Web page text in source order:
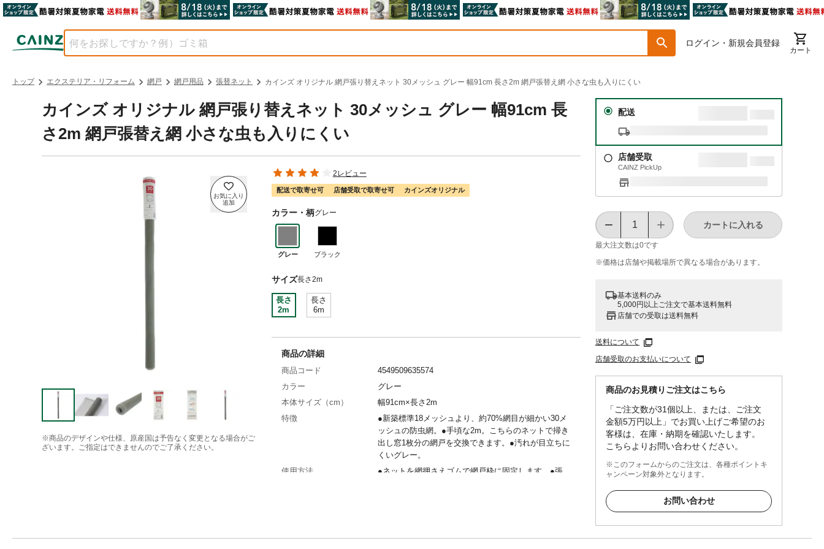
ログイン・新規会員登録
カート
トップ エクステリア・リフォーム 網戸 網戸用品 張替ネット カインズ オリジナル 網戸張り替えネット 30メッシュ グレー 幅91cm 長さ2m 網戸張替え網 小さな虫も入りにくい
カインズ オリジナル 網戸張り替えネット 30メッシュ グレー 幅91cm 長
さ2m 網戸張替え網 小さな虫も入りにくい
※商品のデザインや仕様、原産国は予告なく変更となる場合がご
ざいます。ご指定はできませんのでご了承ください。
2レビュー
配送で取寄せ可 店舗受取で取寄せ可 カインズオリジナル
カラー・柄グレー
グレー ブラック
サイズ長さ2m
長さ
2m
長さ
6m
配送
店舗受取
CAINZ PickUp
最大注文数は0です
カートに入れる
※価格は​店舗や​掲載場所で​異なる​場合が​あります。
基本送料のみ
5,000円以上ご注文で基本送料無料
店舗での受取は送料無料
送料について
店舗受取のお支払いについて
商品のお見積りご注文はこちら
「ご注文数が31個以上、または、ご注文
金額5万円以上」でお買い上げご希望のお
客様は、在庫・納期を確認いたします。
こちらよりお問い合わせください。
※このフォームからのご注文は、各種ポイントキ
ャンペーン対象外となります。
お問い合わせ
商品の詳細
商品コード
4549509635574
カラー
グレー
本体サイズ（cm）
幅91cm×長さ2m
特徴
●新築標準18メッシュより、約70%網目が細かい30メ
ッシュの防虫網。●手頃な2m。こちらのネットで掃き
出し窓1枚分の網戸を交換できます。●汚れが目立ちに
くいグレー。
使用方法
●ネットを網押さえゴムで網戸枠に固定します。●張
熱源のそばに置かないでください。火災の恐れがあり